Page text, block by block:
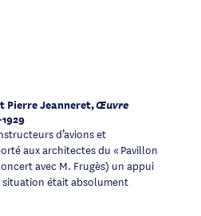
Pierre Jeanneret,Œuvre
d’avions et
aux architectes du « Pavillon
avec M. Frugès) un appui
était absolument